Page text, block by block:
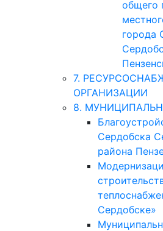
общего
города
7.
ОРГАНИЗАЦИИ
8.
Сердобска
района
Сердобске»